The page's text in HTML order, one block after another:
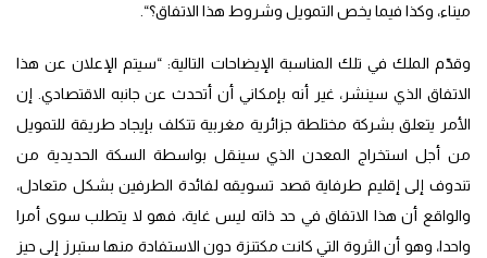
ميناء، وكذا فيما يخص التمويل وشروط هذا الاتفاق؟“.
وقدّم الملك في تلك المناسبة الإيضاحات التالية: “سيتم الإعلان عن هذا
الاتفاق الذي سينشر، غير أنه بإمكاني أن أتحدث عن جانبه الاقتصادي. إن
الأمر يتعلق بشركة مختلطة جزائرية مغربية تتكلف بإيجاد طريقة للتمويل
من أجل استخراج المعدن الذي سينقل بواسطة السكة الحديدية من
تندوف إلى إقليم طرفاية قصد تسويقه لفائدة الطرفين بشكل متعادل،
والواقع أن هذا الاتفاق في حد ذاته ليس غاية، فهو لا يتطلب سوى أمرا
واحدا، وهو أن الثروة التي كانت مكتنزة دون الاستفادة منها ستبرز إلى حيز